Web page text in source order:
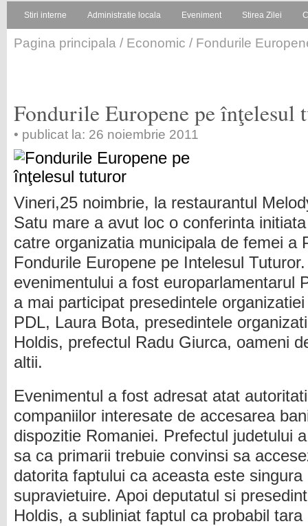
Stiri interne Administratie locala Eveniment Stirea Zilei
Pagina principala / Economic / Fondurile
Fondurile Europene pe înţelesul
• publicat la: 26 noiembrie 2011
Vineri,25 noimbrie, la restaurantul
Satu mare a avut loc o conferinta
catre organizatia municipala de femei a
Fondurile Europene pe Intelesul
evenimentului a fost europarlamentarul
a mai participat presedintele
PDL, Laura Bota, presedintele
Holdis, prefectul Radu Giurca, oameni
altii.
Evenimentul a fost adresat atat
companiilor interesate de accesarea
dispozitie Romaniei. Prefectul judetului
sa ca primarii trebuie convinsi sa
datorita faptului ca aceasta este
supravietuire. Apoi deputatul si
Holdis, a subliniat faptul ca probabil